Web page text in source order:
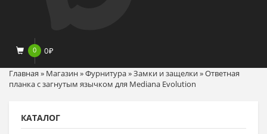
0 0₽
Главная » Магазин»Фурнитура»Замки и защелки»Ответная
планка с загнутым язычком для Mediana Evolution
КАТАЛОГ